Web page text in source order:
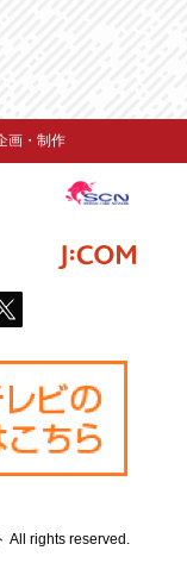
画・制作
All rights reserved.